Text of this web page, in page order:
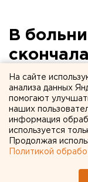
В
сада
Накануне
скончалась
сада
сообщили
На сайте
анализа данных
помогают
наших
информация
используется
Продолжая
Политикой